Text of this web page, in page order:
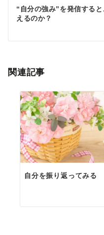
ゲ
シ
ン
“自分の強み”を発信する
えるのか？
関連記事
自分を振り返ってみる